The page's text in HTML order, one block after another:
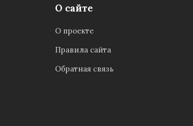
О сайте
О проекте
Правила сайта
Обратная связь